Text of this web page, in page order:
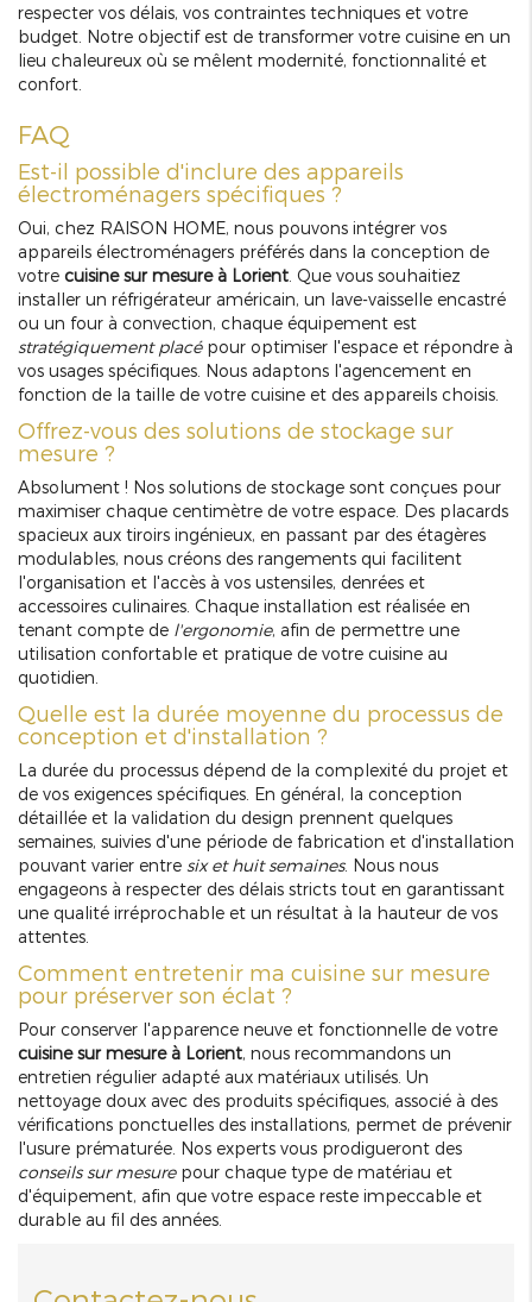
respecter vos délais, vos contraintes techniques et votre
budget. Notre objectif est de transformer votre cuisine en un
lieu chaleureux où se mêlent modernité, fonctionnalité et
confort.
FAQ
Est-il possible d'inclure des appareils
électroménagers spécifiques ?
Oui, chez RAISON HOME, nous pouvons intégrer vos
appareils électroménagers préférés dans la conception de
votre cuisine sur mesure à Lorient . Que vous souhaitiez
installer un réfrigérateur américain, un lave-vaisselle encastré
ou un four à convection, chaque équipement est
stratégiquement placépour optimiser l'espace et répondre à
vos usages spécifiques. Nous adaptons l'agencement en
fonction de la taille de votre cuisine et des appareils choisis.
Offrez-vous des solutions de stockage sur
mesure ?
Absolument ! Nos solutions de stockage sont conçues pour
maximiser chaque centimètre de votre espace. Des placards
spacieux aux tiroirs ingénieux, en passant par des étagères
modulables, nous créons des rangements qui facilitent
l'organisation et l'accès à vos ustensiles, denrées et
accessoires culinaires. Chaque installation est réalisée en
tenant compte de l'ergonomie, afin de permettre une
utilisation confortable et pratique de votre cuisine au
quotidien.
Quelle est la durée moyenne du processus de
conception et d'installation ?
La durée du processus dépend de la complexité du projet et
de vos exigences spécifiques. En général, la conception
détaillée et la validation du design prennent quelques
semaines, suivies d'une période de fabrication et d'installation
pouvant varier entre six et huit semaines. Nous nous
engageons à respecter des délais stricts tout en garantissant
une qualité irréprochable et un résultat à la hauteur de vos
attentes.
Comment entretenir ma cuisine sur mesure
pour préserver son éclat ?
Pour conserver l'apparence neuve et fonctionnelle de votre
cuisine sur mesure à Lorient, nous recommandons un
entretien régulier adapté aux matériaux utilisés. Un
nettoyage doux avec des produits spécifiques, associé à des
vérifications ponctuelles des installations, permet de prévenir
l'usure prématurée. Nos experts vous prodigueront des
conseils sur mesurepour chaque type de matériau et
d'équipement, afin que votre espace reste impeccable et
durable au fil des années.